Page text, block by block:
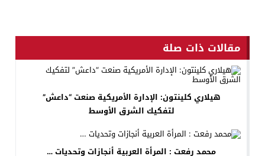
مقالات ذات صلة
هيلاري كلينتون: الإدارة الأمريكية صنعت “داعش”
لتفكيك الشرق الأوسط
محمد رفعت : المرأة العربية أنجازات وتحديات …